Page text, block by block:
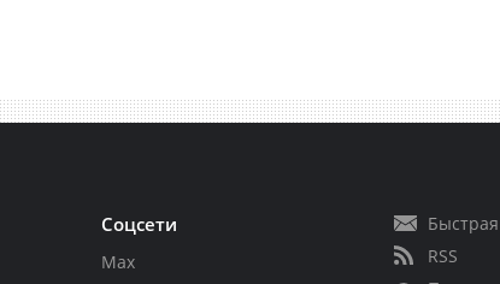
Соцсети
Max
RSS